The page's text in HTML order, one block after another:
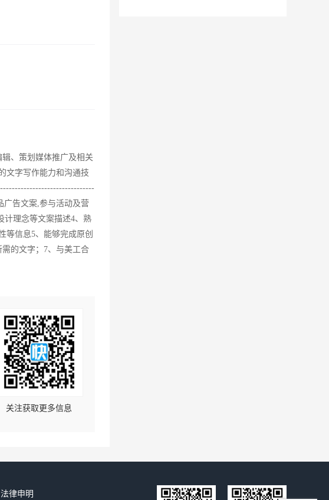
、策划媒体推广及相关
文字写作能力和沟通技
广告文案,参与活动及营
计理念等文案描述4、熟
等信息5、能够完成原创
的文字；7、与美工合
关注获取更多信息
法律申明